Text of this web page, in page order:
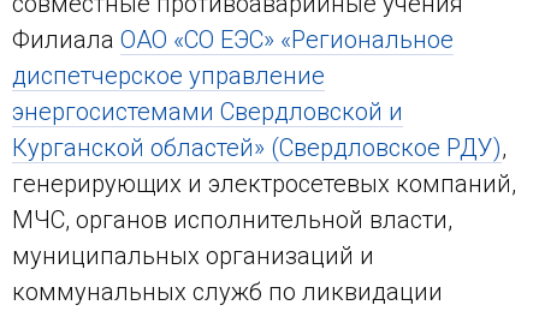
Филиала ОАО «СО ЕЭС» «Региональное
диспетчерское управление
энергосистемами Свердловской и
Курганской областей» (Свердловское РДУ),
генерирующих и электросетевых компаний,
МЧС, органов исполнительной власти,
муниципальных организаций и
коммунальных служб по ликвидации